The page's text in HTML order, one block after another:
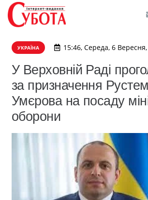
УКРАЇНА 15:46, Середа, 6
У Верховній Раді
за призначення
Умєрова на посаду
оборони